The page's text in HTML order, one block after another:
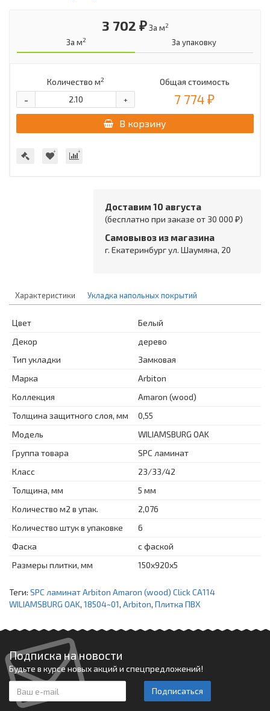
3 702 ₽ За м2
За м2 За упаковку
Количество м2
+
-
Общая стоимость
7 774 ₽
В корзину
Доставим 10 августа
(бесплатно при заказе от 30 000 ₽)
Самовывоз из магазина
г. Екатеринбург ул. Шаумяна, 20
Характеристики Укладка напольных покрытий
Цвет
Белый
Декор
дерево
Тип укладки
Замковая
Марка
Arbiton
Коллекция
Amaron (wood)
Толщина защитного слоя, мм
0,55
Модель
WILIAMSBURG OAK
Группа товара
SPC ламинат
Класс
23/33/42
Толщина, мм
5 мм
Количество м2 в упак.
2,076
Количество штук в упаковке
6
Фаска
с фаской
Размеры плитки, мм
150х920х5
Теги: SPC ламинат Arbiton Amaron (wood) Click CA114
WILIAMSBURG OAK, 18504~01, Arbiton, Плитка ПВХ
Подписка на новости
Будьте в курсе новых акций и спецпредложений!
Подписаться